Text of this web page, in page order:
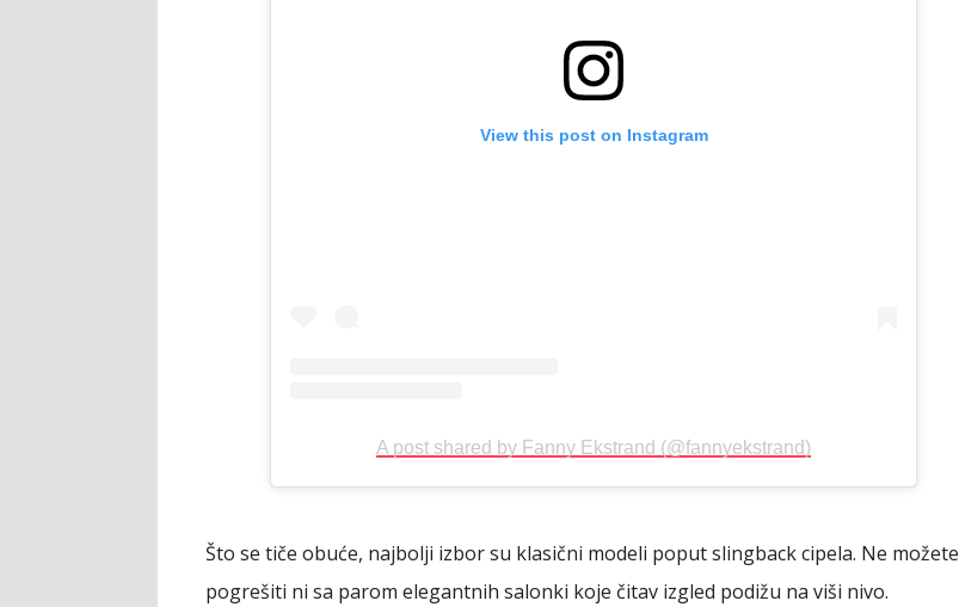
View this post on Instagram
A post shared by Fanny Ekstrand (@fannyekstrand)
Što se tiče obuće, najbolji izbor su klasični modeli poput slingback cipela. Ne možete
pogrešiti ni sa parom elegantnih salonki koje čitav izgled podižu na viši nivo.